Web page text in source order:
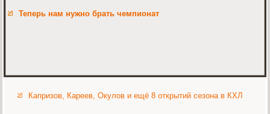
Теперь нам нужно брать чемпионат
Капризов, Кареев, Окулов и ещё 8 открытий сезона в КХЛ